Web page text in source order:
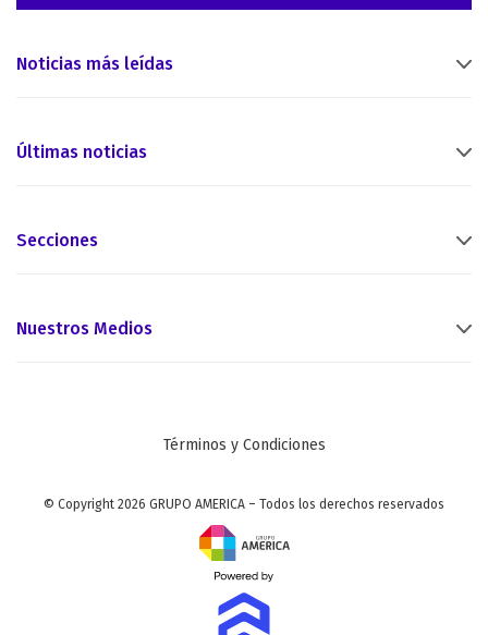
Noticias más leídas
Últimas noticias
Secciones
Nuestros Medios
Términos y Condiciones
© Copyright 2026 GRUPO AMERICA – Todos los derechos reservados